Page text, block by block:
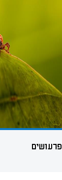
פרעושים